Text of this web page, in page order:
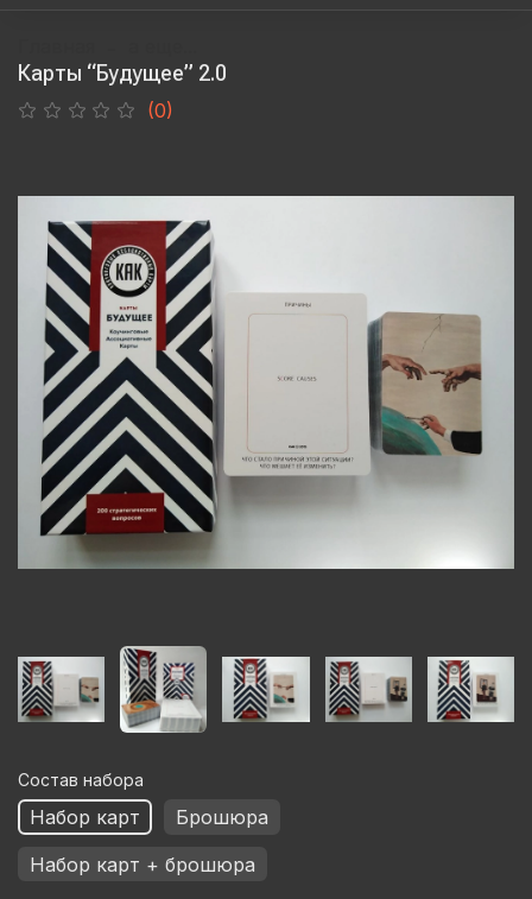
Карты “Будущее” 2.0
(0)
Состав набора
Набор карт
Брошюра
Набор карт + брошюра